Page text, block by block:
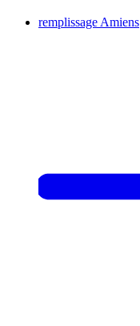
remplissage Amiens